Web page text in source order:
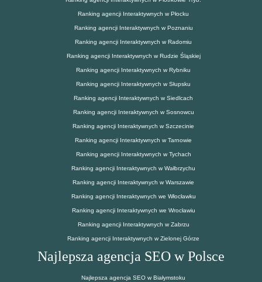
Ranking agencji Interaktywnych w Płocku
Ranking agencji Interaktywnych w Poznaniu
Ranking agencji Interaktywnych w Radomiu
Ranking agencji Interaktywnych w Rudzie Śląskiej
Ranking agencji Interaktywnych w Rybniku
Ranking agencji Interaktywnych w Słupsku
Ranking agencji Interaktywnych w Siedlcach
Ranking agencji Interaktywnych w Sosnowcu
Ranking agencji Interaktywnych w Szczecinie
Ranking agencji Interaktywnych w Tarnowie
Ranking agencji Interaktywnych w Tychach
Ranking agencji Interaktywnych w Wałbrzychu
Ranking agencji Interaktywnych w Warszawie
Ranking agencji Interaktywnych we Włocławku
Ranking agencji Interaktywnych we Wrocławiu
Ranking agencji Interaktywnych w Zabrzu
Ranking agencji Interaktywnych w Zielonej Górze
Najlepsza agencja SEO w Polsce
Najlepsza agencja SEO w Białymstoku